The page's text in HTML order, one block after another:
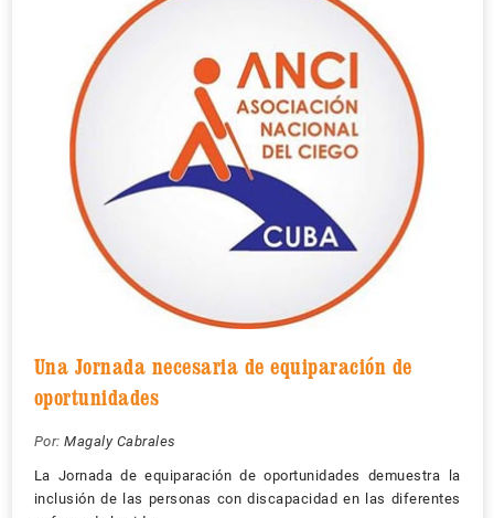
Una Jornada necesaria de equiparación de
oportunidades
Por: Magaly Cabrales
La Jornada de equiparación de oportunidades demuestra la
inclusión de las personas con discapacidad en las diferentes